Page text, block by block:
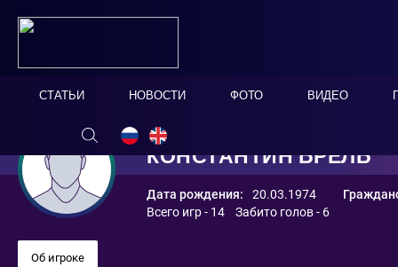
СТАТЬИ НОВОСТИ ФОТО ВИДЕО
КОНСТАНТИН БРЕЛЬ
Дата рождения: 20.03.1974
Всего игр - 14 Забито голов - 6
Об игроке